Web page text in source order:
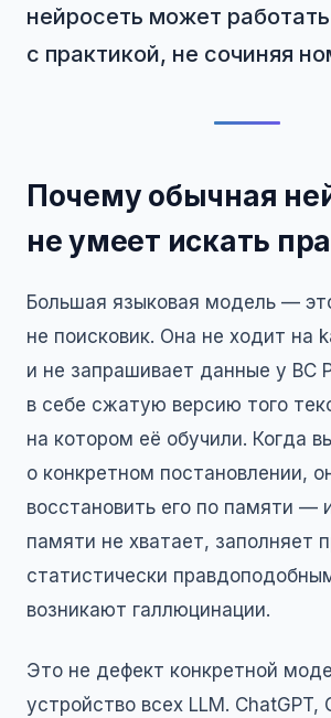
нейросеть может работать
с практикой, не сочиняя
Почему обычная
не умеет искать
Большая языковая модель —
не поисковик. Она не ходит на
и не запрашивает данные у ВС
в себе сжатую версию того
на котором её обучили. Когда
о конкретном постановлении,
восстановить его по памяти —
памяти не хватает, заполняет
статистически
возникают галлюцинации.
Это не дефект конкретной
устройство всех LLM. ChatGPT,